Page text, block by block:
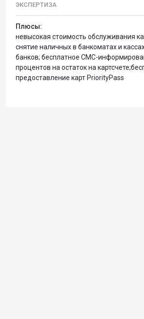
ЭКСПЕРТИЗА
Плюсы:
невысокая стоимость обслуживания
снятие наличных в банкоматах и
банков; бесплатное СМС-
процентов на остаток на
предоставление карт PriorityPass